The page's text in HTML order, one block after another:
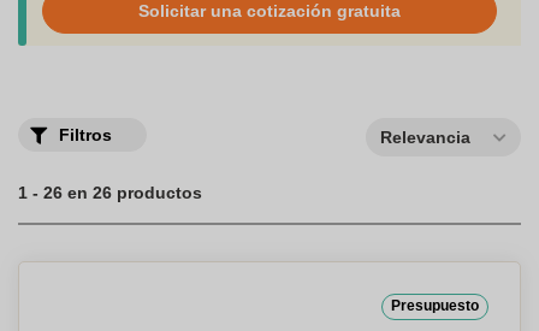
Solicitar una cotización gratuita
Filtros Relevancia
1 - 26 en 26 productos
Presupuesto